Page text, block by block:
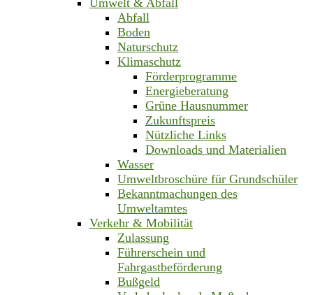
Abfall
Boden
Naturschutz
Klimaschutz
Förderprogramme
Energieberatung
Grüne Hausnummer
Zukunftspreis
Nützliche Links
Downloads und Materialien
Wasser
Umweltbroschüre für Grundschüler
Bekanntmachungen des
Umweltamtes
Verkehr & Mobilität
Zulassung
Führerschein und
Fahrgastbeförderung
Bußgeld